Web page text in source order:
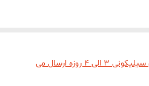
سفارشات قالب های سیلیکونی 3 الی 4 روزه ارسال می